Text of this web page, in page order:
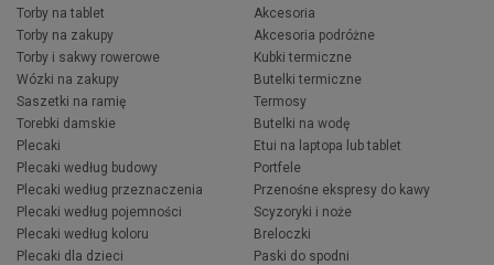
Torby na tablet
Torby na zakupy
Torby i sakwy rowerowe
Wózki na zakupy
Saszetki na ramię
Torebki damskie
Plecaki
Plecaki według budowy
Plecaki według przeznaczenia
Plecaki według pojemności
Plecaki według koloru
Plecaki dla dzieci
Akcesoria
Akcesoria podróżne
Kubki termiczne
Butelki termiczne
Termosy
Butelki na wodę
Etui na laptopa lub tablet
Portfele
Przenośne ekspresy do kawy
Scyzoryki i noże
Breloczki
Paski do spodni